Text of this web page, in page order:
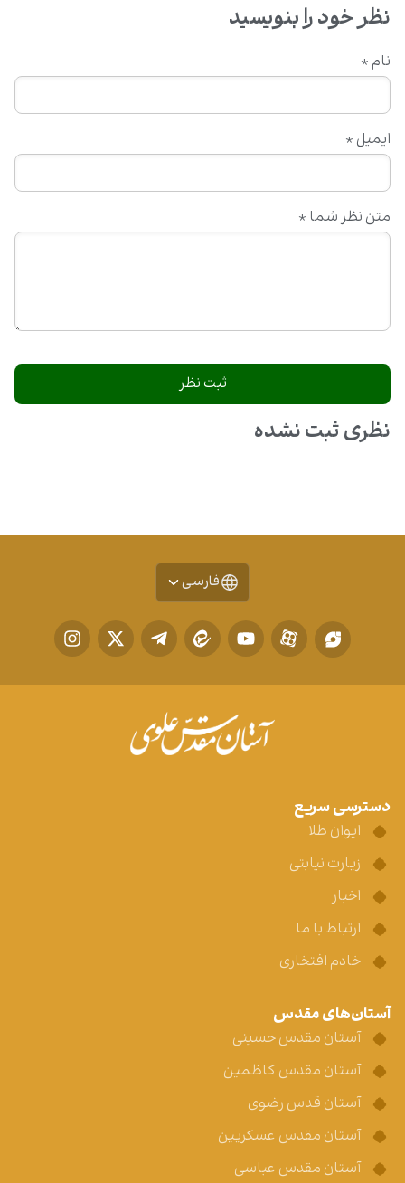
نظر خود را بنویسید
متن نظر شما *
نام *
ایمیل *
نظری ثبت نشده
فارسی
دسترسی سریع
ایوان طلا
زیارت نیابتی
اخبار
ارتباط با ما
خادم افتخاری
آستان‌های مقدس
آستان مقدس حسینی
آستان مقدس کاظمین
آستان قدس رضوی
آستان مقدس عسکریین
آستان مقدس عباسی